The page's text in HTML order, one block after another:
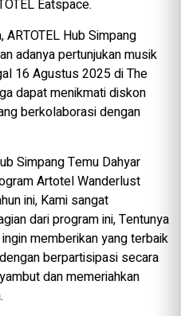
Eatspace.
Hub Simpang
adanya pertunjukan musik
16 Agustus 2025 di The
dapat menikmati diskon
berkolaborasi dengan
Simpang Temu Dahyar
Artotel Wanderlust
ini, Kami sangat
dari program ini, Tentunya
memberikan yang terbaik
berpartisipasi secara
dan memeriahkan